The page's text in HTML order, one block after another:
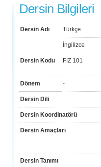
Dersin Bilgileri
Dersin Adı Türkçe
İngilizce
Dersin Kodu FIZ 101
Dönem -
Dersin Dili
Dersin Koordinatörü
Dersin Amaçları
Dersin Tanımı